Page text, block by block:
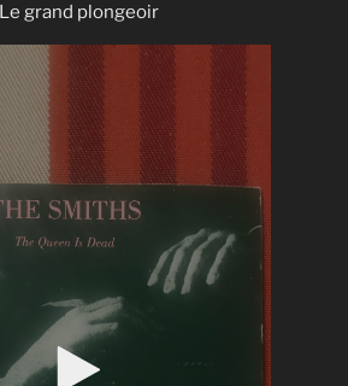
Le grand plongeoir